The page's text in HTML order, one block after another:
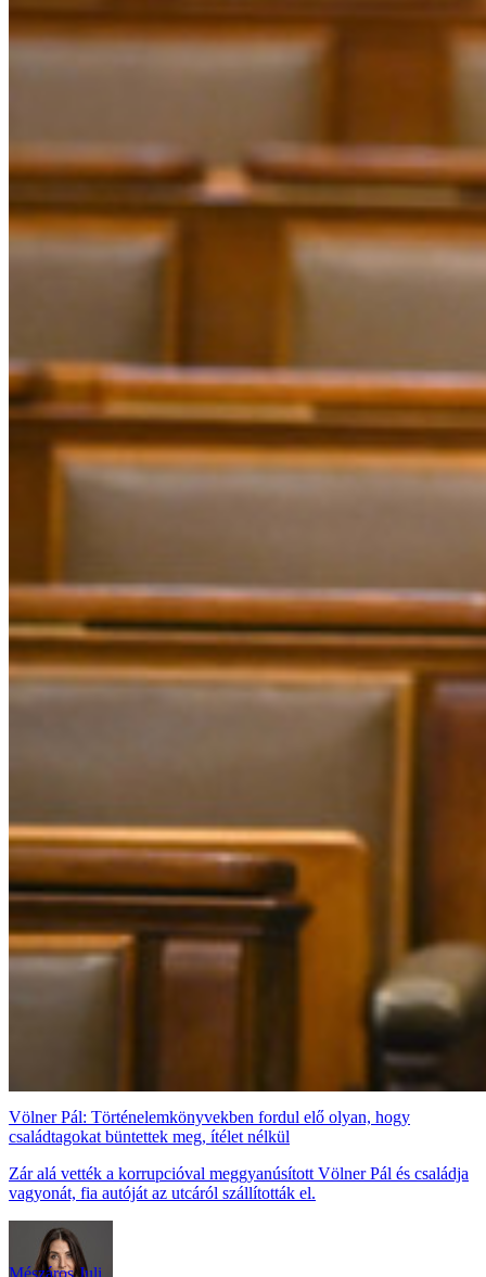
Völner Pál: Történelemkönyvekben fordul elő olyan, hogy
családtagokat büntettek meg, ítélet nélkül
Zár alá vették a korrupcióval meggyanúsított Völner Pál és családja
vagyonát, fia autóját az utcáról szállították el.
Mészáros Juli